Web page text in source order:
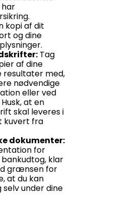
kopi af dit
og dine
Tag
af dine
resultater med,
nødvendige
eller ved
Husk, at en
skal leveres i
kuvert fra
dokumenter:
for
klar
grænsen for
at du kan
selv under dine